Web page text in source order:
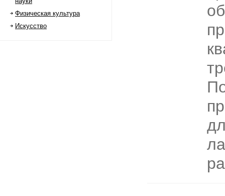
Физическая культура
Искусство